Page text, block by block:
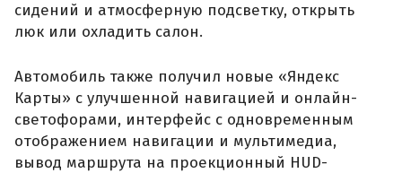
сидений и атмосферную подсветку, открыть
люк или охладить салон.
Автомобиль также получил новые «Яндекс
Карты» с улучшенной навигацией и онлайн-
светофорами, интерфейс с одновременным
отображением навигации и мультимедиа,
вывод маршрута на проекционный HUD-